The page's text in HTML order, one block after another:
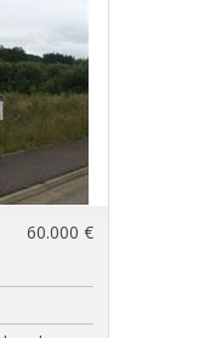
60.000 €